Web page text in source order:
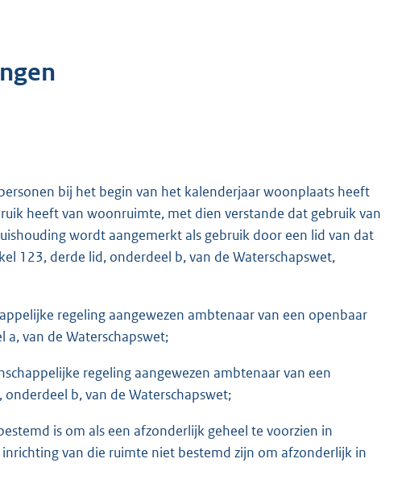
bij het begin van het kalenderjaar woonplaats heeft
heeft van woonruimte, met dien verstande dat gebruik van
wordt aangemerkt als gebruik door een lid van dat
123, derde lid, onderdeel b, van de Waterschapswet,
regeling aangewezen ambtenaar van een openbaar
van de Waterschapswet;
regeling aangewezen ambtenaar van een
b, van de Waterschapswet;
is om als een afzonderlijk geheel te voorzien in
van die ruimte niet bestemd zijn om afzonderlijk in